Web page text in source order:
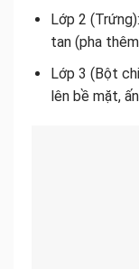
Lớp 2
tan (pha
Lớp 3 (Bột
lên bề mặt,